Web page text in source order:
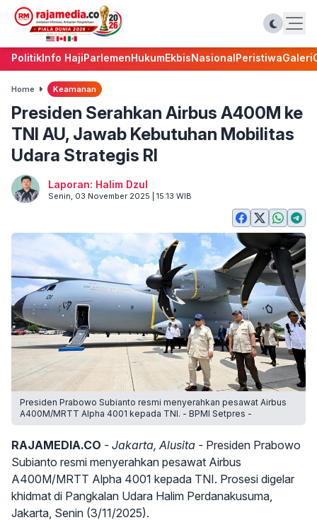
PolitikInfo HajiParlemenHukumEkbisNasionalPeristiwaGaleri
Home Keamanan
Presiden Serahkan Airbus A400M ke
TNI AU, Jawab Kebutuhan Mobilitas
Udara Strategis RI
Laporan: Halim Dzul
Senin, 03 November 2025 | 15:13 WIB
Presiden Prabowo Subianto resmi menyerahkan pesawat Airbus
A400M/MRTT Alpha 4001 kepada TNI. - BPMI Setpres -
RAJAMEDIA.CO - Jakarta, Alusita - Presiden Prabowo
Subianto resmi menyerahkan pesawat Airbus
A400M/MRTT Alpha 4001 kepada TNI. Prosesi digelar
khidmat di Pangkalan Udara Halim Perdanakusuma,
Jakarta, Senin (3/11/2025).